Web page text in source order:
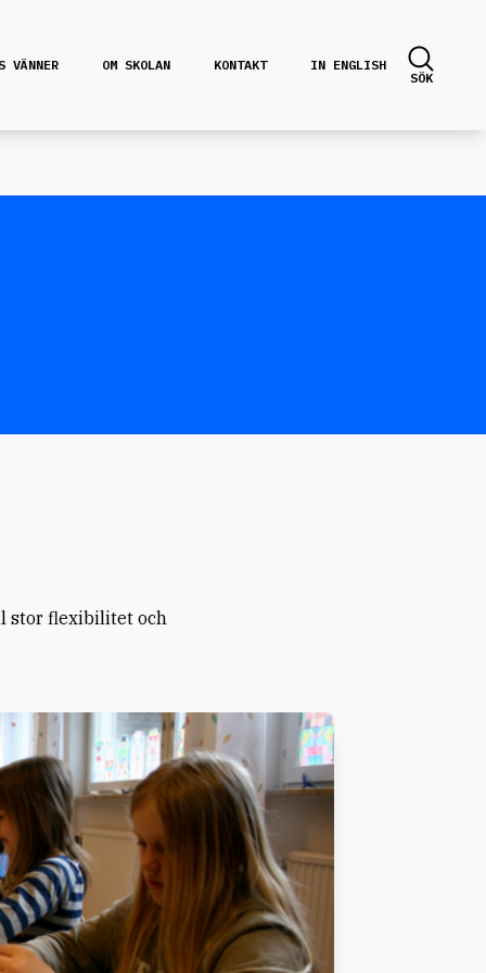
VÄNNER OM SKOLAN KONTAKT
IN ENGLISH
SÖK
stor flexibilitet och